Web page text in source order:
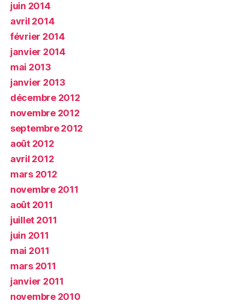
juin 2014
avril 2014
février 2014
janvier 2014
mai 2013
janvier 2013
décembre 2012
novembre 2012
septembre 2012
août 2012
avril 2012
mars 2012
novembre 2011
août 2011
juillet 2011
juin 2011
mai 2011
mars 2011
janvier 2011
novembre 2010